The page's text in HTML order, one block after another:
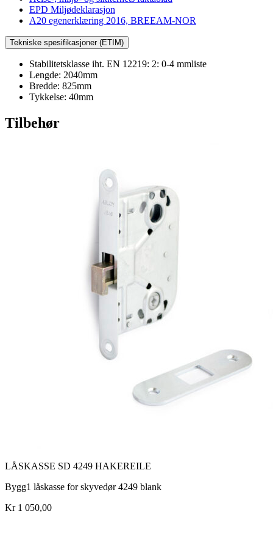
EPD Miljødeklarasjon
A20 egenerklæring 2016, BREEAM-NOR
Tekniske spesifikasjoner (ETIM)
Stabilitetsklasse iht. EN 12219: 2: 0-4 mmliste
Lengde: 2040mm
Bredde: 825mm
Tykkelse: 40mm
Tilbehør
LÅSKASSE SD 4249 HAKEREILE
Bygg1 låskasse for skyvedør 4249 blank
Kr 1 050,00